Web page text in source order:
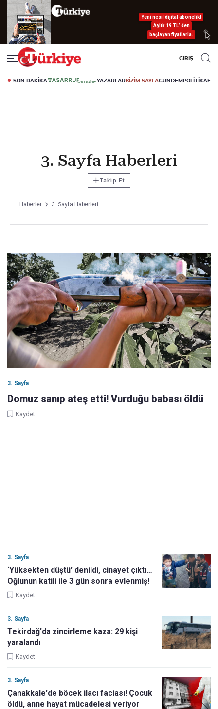
Yeni nesil dijital abonelik!
Aylık 19 TL’ den
başlayan fiyatlarla.
GİRİŞ
SON DAKİKA YAZARLARBİZİM SAYFAGÜNDEMPOLİTİKA
3. Sayfa Haberleri
+Takip Et
Haberler 3. Sayfa Haberleri
3. Sayfa
Domuz sanıp ateş etti! Vurduğu babası öldü
Kaydet
3. Sayfa
‘Yüksekten düştü’ denildi, cinayet çıktı…
Oğlunun katili ile 3 gün sonra evlenmiş!
Kaydet
3. Sayfa
Tekirdağ'da zincirleme kaza: 29 kişi
yaralandı
Kaydet
3. Sayfa
Çanakkale'de böcek ilacı faciası! Çocuk
öldü, anne hayat mücadelesi veriyor